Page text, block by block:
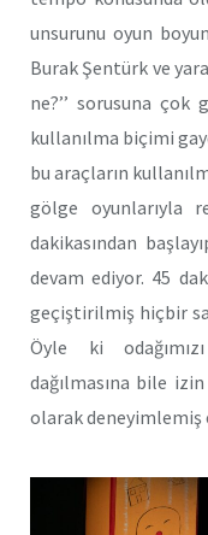
unsurunu oyun
Burak Şentürk ve
ne?’’ sorusuna çok
kullanılma biçimi
bu araçların
gölge oyunlarıyla
dakikasından
devam ediyor. 45
geçiştirilmiş hiçbir
Öyle ki
dağılmasına bile
olarak deneyimlemiş